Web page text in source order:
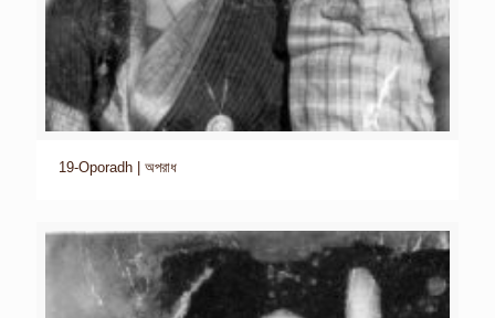
19-Oporadh | অপরাধ